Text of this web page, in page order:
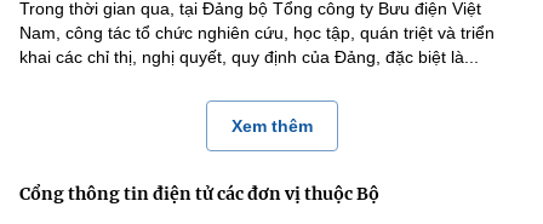
Trong thời gian qua, tại Đảng bộ Tổng công ty Bưu điện Việt
Nam, công tác tổ chức nghiên cứu, học tập, quán triệt và triển
khai các chỉ thị, nghị quyết, quy định của Đảng, đặc biệt là...
Xem thêm
Cổng thông tin điện tử các đơn vị thuộc Bộ